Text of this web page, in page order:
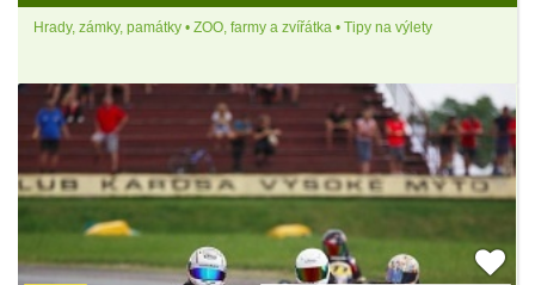
Hrady, zámky, památky • ZOO, farmy a zvířátka • Tipy na výlety